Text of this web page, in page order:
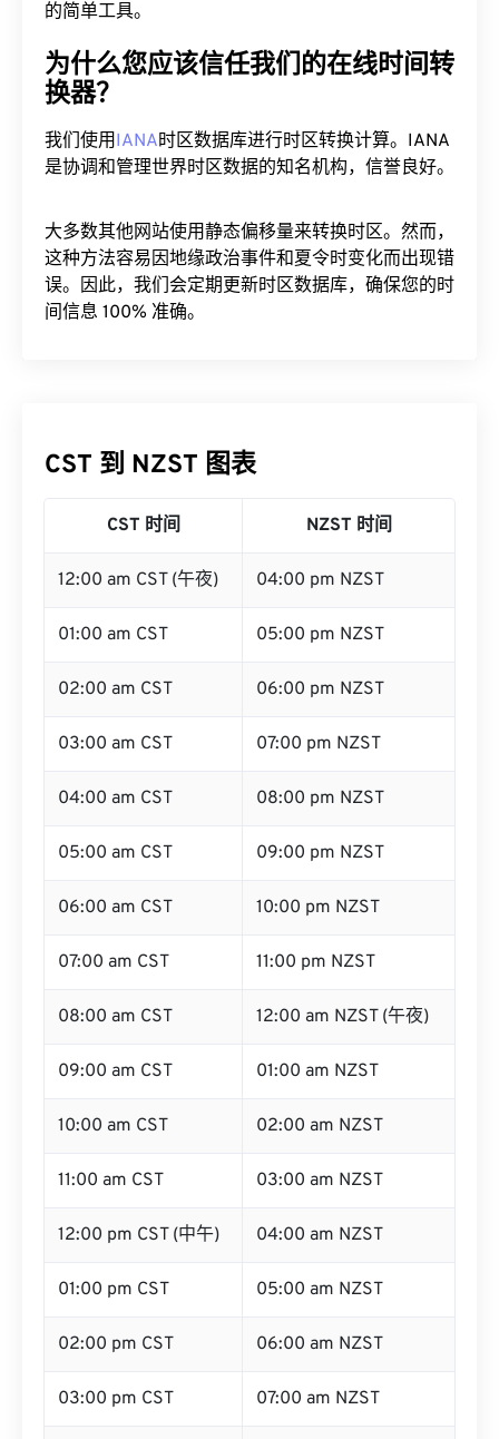
的简单工具。
为什么您应该信任我们的在线时间转
换器？
我们使用IANA时区数据库进行时区转换计算。IANA
是协调和管理世界时区数据的知名机构，信誉良好。
大多数其他网站使用静态偏移量来转换时区。然而，
这种方法容易因地缘政治事件和夏令时变化而出现错
误。因此，我们会定期更新时区数据库，确保您的时
间信息 100% 准确。
CST 到 NZST 图表
CST 时间 NZST 时间
12:00 am CST (午夜) 04:00 pm NZST
01:00 am CST 05:00 pm NZST
02:00 am CST 06:00 pm NZST
03:00 am CST 07:00 pm NZST
04:00 am CST 08:00 pm NZST
05:00 am CST 09:00 pm NZST
06:00 am CST 10:00 pm NZST
07:00 am CST 11:00 pm NZST
08:00 am CST 12:00 am NZST (午夜)
09:00 am CST 01:00 am NZST
10:00 am CST 02:00 am NZST
11:00 am CST 03:00 am NZST
12:00 pm CST (中午) 04:00 am NZST
01:00 pm CST 05:00 am NZST
02:00 pm CST 06:00 am NZST
03:00 pm CST 07:00 am NZST